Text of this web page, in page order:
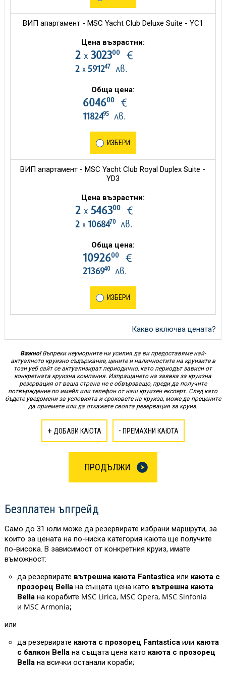
ВИП апартамент - MSC Yacht Club Deluxe Suite - YC1
Цена възрастни:
2 х 302300€
2 х 591247лв.
Обща цена:
604600€
1182495лв.
ИЗБЕРИ
ВИП апартамент - MSC Yacht Club Royal Duplex Suite -
YD3
Цена възрастни:
2 х 546300€
2 х 1068470лв.
Обща цена:
1092600€
2136940лв.
ИЗБЕРИ
Какво включва цената?
Важно!Въпреки неуморните ни усилия да ви предоставяме най-
актуалното круизно съдържание, цените и наличностите на круизите в
този уеб сайт се актуализират периодично, като периодът зависи от
конкретната круизна компания. Изпращането на заявка за круизна
резервация от ваша страна не е обвързващо, преди да получите
потвърждение по имейл или телефон от наш круизен експерт. След като
бъдете уведомени за условията и сроковете на круиза, може да прецените
да приемете или да откажете своята резервация за круиз.
+ ДОБАВИ КАЮТА - ПРЕМАХНИ КАЮТА
ПРОДЪЛЖИ
Безплатен ъпгрейд
Само до 31 юли може да резервирате избрани маршрути, за
които за цената на по-ниска категория каюта ще получите
по-висока. В зависимост от конкретния круиз, имате
въможност:
да резервирате вътрешна каюта Fantasticaили каюта с
прозорец Bellaна същата цена като вътрешна каюта
Bella на корабите MSC Lirica, MSC Opera, MSC Sinfonia
и MSC Armonia;
или
да резервирате каюта с прозорец Fantasticaили каюта
с балкон Bellaна същата цена като каюта с прозорец
Bella на всички останали кораби;